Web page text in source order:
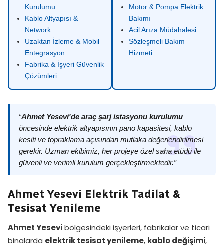
Kurulumu
Kablo Altyapısı &
Network
Uzaktan İzleme & Mobil
Entegrasyon
Fabrika & İşyeri Güvenlik
Çözümleri
Motor & Pompa Elektrik
Bakımı
Acil Arıza Müdahalesi
Sözleşmeli Bakım
Hizmeti
“Ahmet Yesevi'de araç şarj istasyonu kurulumu
öncesinde elektrik altyapısının pano kapasitesi, kablo
kesiti ve topraklama açısından mutlaka değerlendirilmesi
gerekir. Uzman ekibimiz, her projeye özel saha etüdü ile
güvenli ve verimli kurulum gerçekleştirmektedir.”
Ahmet Yesevi Elektrik Tadilat &
Tesisat Yenileme
Ahmet Yesevibölgesindeki işyerleri, fabrikalar ve ticari
binalarda elektrik tesisat yenileme, kablo değişimi,